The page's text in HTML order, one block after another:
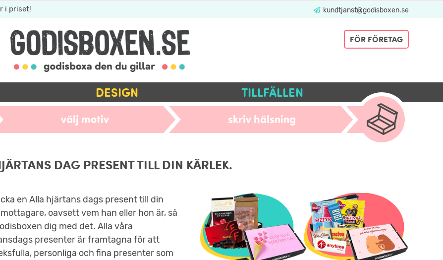
i priset! kundtjanst@godisboxen.se
FÖR FÖRETAG
DESIGN TILLFÄLLEN
välj motiv skriv hälsning
DAG PRESENT TILL DIN KÄRLEK.
en Alla hjärtans dags present till din
oavsett vem han eller hon är, så
dig med det. Alla våra
presenter är framtagna för att
personliga och fina presenter som